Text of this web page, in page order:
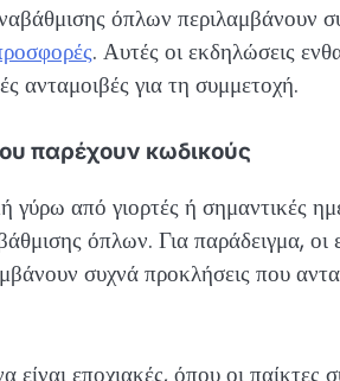
όπλων περιλαμβάνουν
. Αυτές οι εκδηλώσεις
ανταμοιβές για τη συμμετοχή.
παρέχουν κωδικούς
γύρω από γιορτές ή σημαντικές
όπλων. Για παράδειγμα,
συχνά προκλήσεις που
εποχιακές, όπου οι παίκτες